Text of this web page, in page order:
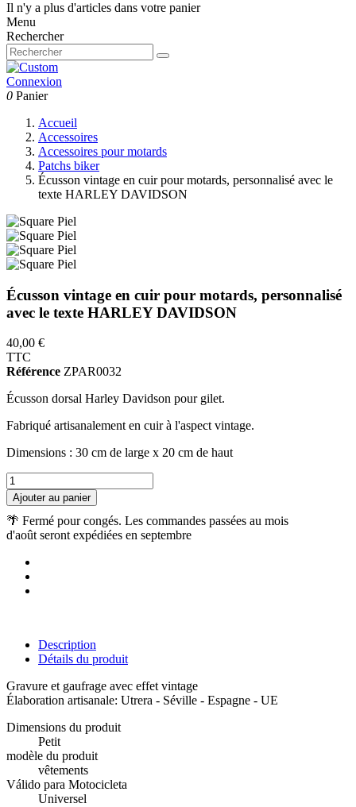
Il n'y a plus d'articles dans votre panier
Menu
Rechercher
Connexion
0 Panier
Accueil
Accessoires
Accessoires pour motards
Patchs biker
Écusson vintage en cuir pour motards, personnalisé avec le
texte HARLEY DAVIDSON
Écusson vintage en cuir pour motards, personnalisé
avec le texte HARLEY DAVIDSON
40,00 €
TTC
Référence ZPAR0032
Écusson dorsal Harley Davidson pour gilet.
Fabriqué artisanalement en cuir à l'aspect vintage.
Dimensions : 30 cm de large x 20 cm de haut
Ajouter au panier
🌴 Fermé pour congés. Les commandes passées au mois
d'août seront expédiées en septembre
Description
Détails du produit
Gravure et gaufrage avec effet vintage
Élaboration artisanale: Utrera - Séville - Espagne - UE
Dimensions du produit
Petit
modèle du produit
vêtements
Válido para Motocicleta
Universel